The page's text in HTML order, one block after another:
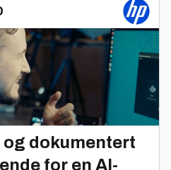
dokumentert
for en AI-